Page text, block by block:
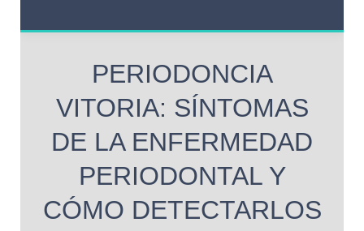
PERIODONCIA
VITORIA: SÍNTOMAS
DE LA ENFERMEDAD
PERIODONTAL Y
CÓMO DETECTARLOS